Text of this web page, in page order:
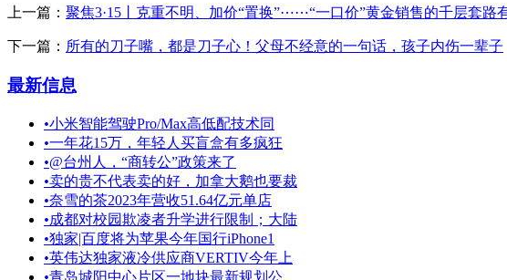
上一篇： 聚焦3·15丨克重不明、加价“置换”⋯⋯“一口价”黄金销售的千层套路
下一篇： 所有的刀子嘴，都是刀子心！父母不经意的一句话，孩子内伤一辈子
最新信息
•小米智能驾驶Pro/Max高低配技术同
•一年花15万，年轻人买盲盒有多疯狂
•@台州人，“商转公”政策来了
•卖的贵不代表卖的好，加拿大鹅也要裁
•奈雪的茶2023年营收51.64亿元单店
•成都对校园欺凌者升学进行限制；大陆
•独家|百度将为苹果今年国行iPhone1
•英伟达独家液冷供应商VERTIV今年上
•青岛城阳中心片区一地块最新规划公